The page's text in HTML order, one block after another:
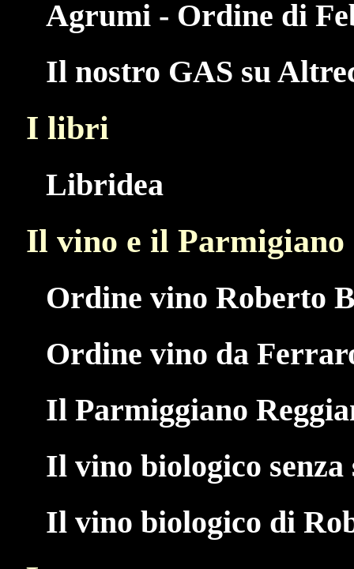
Agrumi - Ordine di
Il nostro GAS su
I libri
Libridea
Il vino e il Parmigiano
Ordine vino Roberto
Ordine vino da
Il Parmiggiano
Il vino biologico
Il vino biologico di